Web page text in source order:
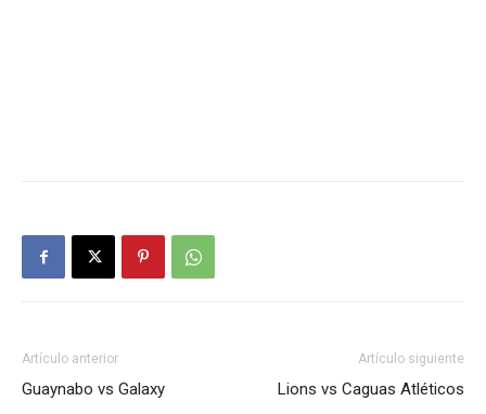
Artículo anterior
Guaynabo vs Galaxy
Artículo siguiente
Lions vs Caguas Atléticos